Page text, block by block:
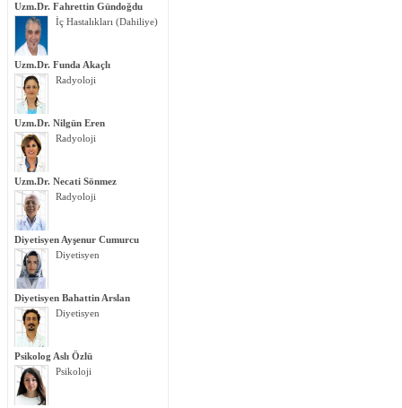
Uzm.Dr. Fahrettin Gündoğdu
İç Hastalıkları (Dahiliye)
Uzm.Dr. Funda Akaçlı
Radyoloji
Uzm.Dr. Nilgün Eren
Radyoloji
Uzm.Dr. Necati Sönmez
Radyoloji
Diyetisyen Ayşenur Cumurcu
Diyetisyen
Diyetisyen Bahattin Arslan
Diyetisyen
Psikolog Aslı Özlü
Psikoloji